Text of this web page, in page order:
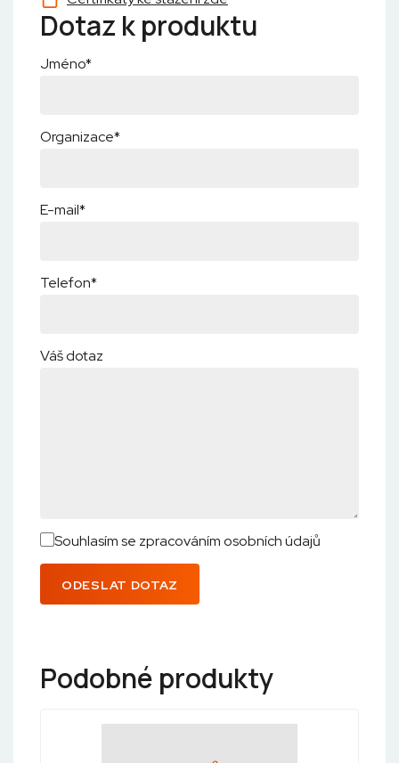
Dotaz k produktu
Jméno*
Organizace*
E-mail*
Telefon*
Váš dotaz
Souhlasím se zpracováním osobních údajů
ODESLAT DOTAZ
Podobné produkty